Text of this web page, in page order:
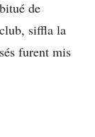
de
siffla la
furent mis